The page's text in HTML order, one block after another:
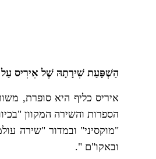
הַשְׁפָּעַת שִׁירָתָהּ שֶׁל אִירִיס
איריס כליף היא סופרת,
הספרות והשירה המקוון
"מוקסיני" ובמדור "שירה
ובאקו"ם ".